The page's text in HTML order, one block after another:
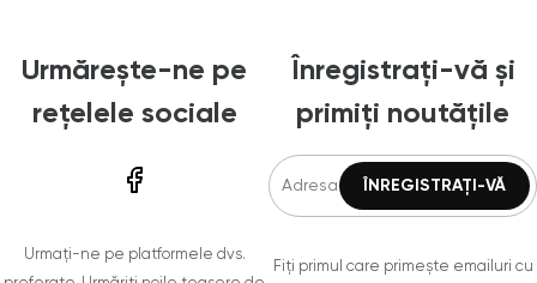
Urmărește-ne pe
rețelele sociale
Urmați-ne pe platformele dvs.
Înregistrați-vă și
primiți noutățile
Fiți primul care primește emailuri cu